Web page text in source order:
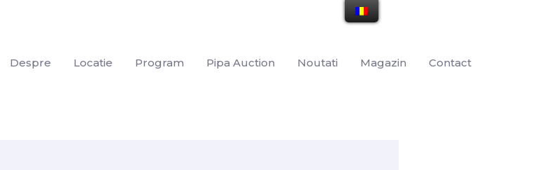
Despre Locatie Program Pipa Auction Noutati Magazin Contact